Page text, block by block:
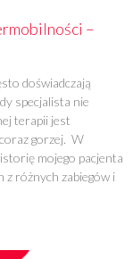
–
doświadczają
specjalista nie
terapii jest
gorzej. W
mojego pacjenta
z różnych zabiegów i